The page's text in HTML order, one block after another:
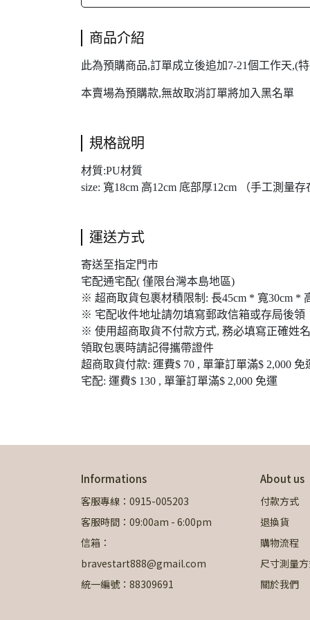
商品介紹
此為預購商品,訂單成立後追加7-21個工作天,(
本賣場為預購款,無故取消訂單將加入黑名單
規格說明
材質:PU材質
size: 寬18cm 高12cm 底部厚12cm （手工測量
運送方式
寄送至指定門市
宅配通宅配( 僅限台灣本島地區)
※ 超商取貨包裹材積限制: 長45cm * 寬30cm *
※ 宅配收件地址請勿填寫郵政信箱或存局後領
※ 使用超商取貨不付款方式, 務必填寫正確姓
領取包裹時請記得攜帶證件
超商取貨付款: 運費$ 70 , 單筆訂單滿$ 2,000 免
宅配: 運費$ 130 , 單筆訂單滿$ 2,000 免運
Informations
客服專線：0915-005203
客服時間：09:00am - 6:00pm
信箱：
bravestart888@gmail.com
統一編號：88309691
About us
付款方式
退換貨
購物流程
尺寸測量
關於我們